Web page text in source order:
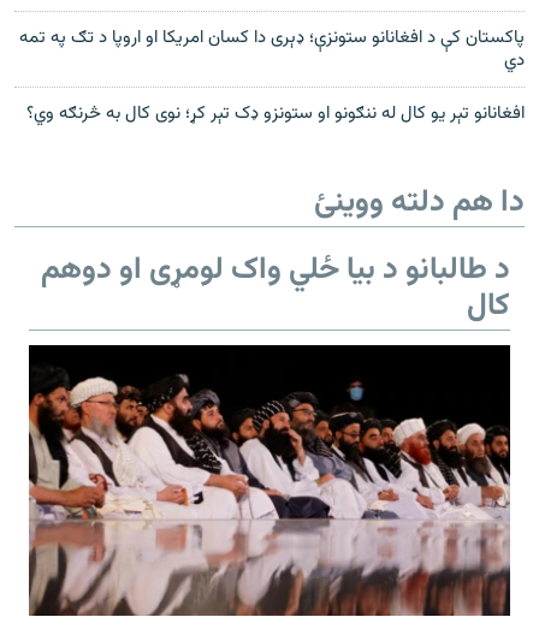
پاکستان کې د افغانانو ستونزې؛ ډېری دا کسان امریکا او اروپا د تګ په تمه
دي
افغانانو تېر یو کال له ننګونو او ستونزو ډک تېر کړ؛ نوی کال به څرنګه وي؟
دا هم دلته ووینئ
د طالبانو د بیا ځلي واک لومړی او دوهم
کال